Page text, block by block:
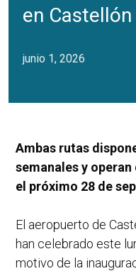
en Castellón
junio 1, 2026
Ambas rutas
semanales y
el próximo 28 de
El aeropuerto de
han celebrado este
motivo de la